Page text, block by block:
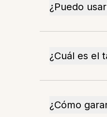
¿Puedo
¿Cuál es el
¿Cómo